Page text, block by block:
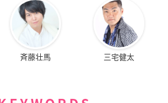
斉藤壮馬 三宅健太